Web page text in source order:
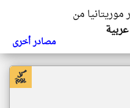
موريتانيا من
مصادر أخرى